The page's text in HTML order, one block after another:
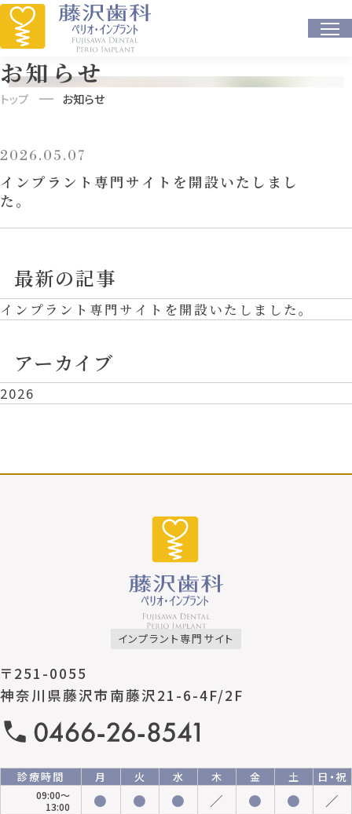
藤沢歯科インプラント専門サイト
お知らせ
トップ お知らせ
2026.05.07
インプラント専門サイトを開設いたしまし
た。
最新の記事
インプラント専門サイトを開設いたしました。
アーカイブ
2026
インプラント専門サイト
〒251-0055
神奈川県藤沢市南藤沢21-6-4F/2F
診療時間 月 火 水 木 金 土 日・祝
09:00〜
13:00
● ● ● ／ ● ● ／